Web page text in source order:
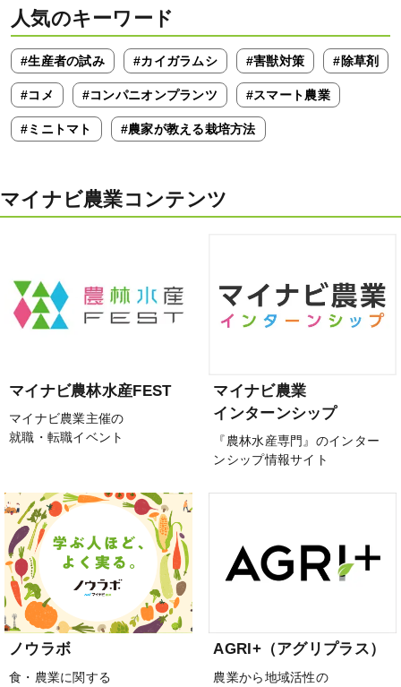
人気のキーワード
#生産者の試み #カイガラムシ #害獣対策 #除草剤
#コメ #コンパニオンプランツ #スマート農業
#ミニトマト #農家が教える栽培方法
マイナビ農業コンテンツ
マイナビ農林水産FEST
マイナビ農業主催の
就職・転職イベント
マイナビ農業
インターンシップ
『農林水産専門』のインター
ンシップ情報サイト
ノウラボ
食・農業に関する
AGRI+（アグリプラス）
農業から地域活性の